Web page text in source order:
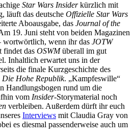
Star Wars Insiderkürzlich mit
läuft das deutsche Offizielle Star Wars
Aboausgabe, das Journal of the
19. Juni steht von beiden Magazinen
wortwörtlich, wenn ihr das JOTW
findet das OSWMüberall im gut
Inhaltlich erwartet uns in der
die finale Kurzgeschichte des
Die Hohe Republik. „Kampfeswille“
Handlungsbogen rund um die
vom Insider-Storymaterial noch
verbleiben. Außerdem dürft ihr euch
Interviews mit Claudia Gray von
es diesmal passenderweise auch um